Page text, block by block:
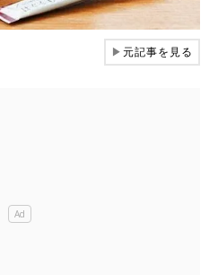
▶元記事を見る